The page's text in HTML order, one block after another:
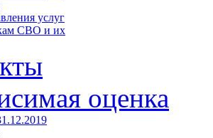
услуг
СВО и их
оценка